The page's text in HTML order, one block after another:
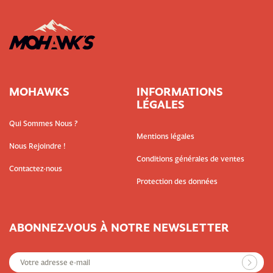
MOHAWKS
Qui Sommes Nous ?
Nous Rejoindre !
Contactez-nous
INFORMATIONS
LÉGALES
Mentions légales
Conditions générales de ventes
Protection des données
ABONNEZ-VOUS À NOTRE NEWSLETTER